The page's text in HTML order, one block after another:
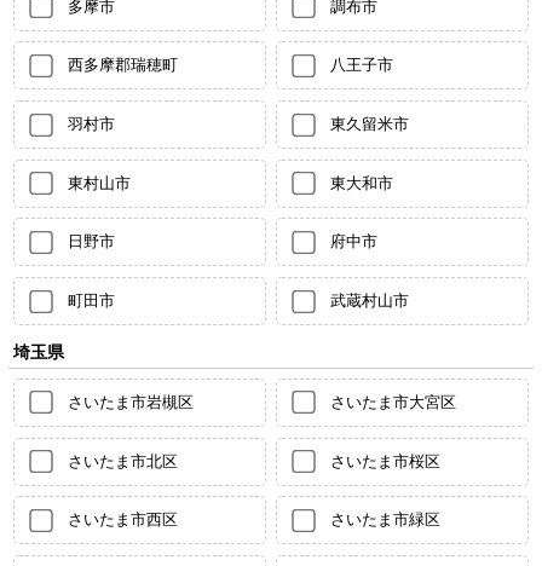
多摩市 調布市
西多摩郡瑞穂町 八王子市
羽村市 東久留米市
東村山市 東大和市
日野市 府中市
町田市 武蔵村山市
埼玉県
さいたま市岩槻区 さいたま市大宮区
さいたま市北区 さいたま市桜区
さいたま市西区 さいたま市緑区